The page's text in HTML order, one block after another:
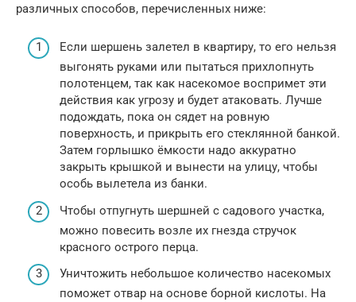
различных способов, перечисленных ниже:
Если шершень залетел в квартиру, то его нельзя
выгонять руками или пытаться прихлопнуть
полотенцем, так как насекомое воспримет эти
действия как угрозу и будет атаковать. Лучше
подождать, пока он сядет на ровную
поверхность, и прикрыть его стеклянной банкой.
Затем горлышко ёмкости надо аккуратно
закрыть крышкой и вынести на улицу, чтобы
особь вылетела из банки.
Чтобы отпугнуть шершней с садового участка,
можно повесить возле их гнезда стручок
красного острого перца.
Уничтожить небольшое количество насекомых
поможет отвар на основе борной кислоты. На